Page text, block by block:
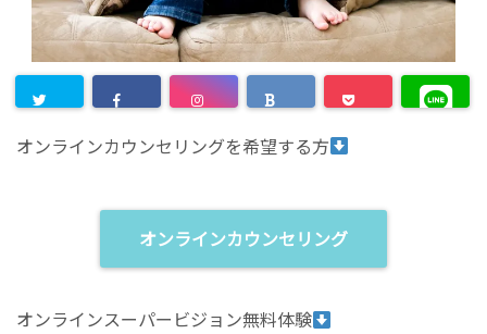
オンラインカウンセリングを希望する方
オンラインカウンセリング
オンラインスーパービジョン無料体験